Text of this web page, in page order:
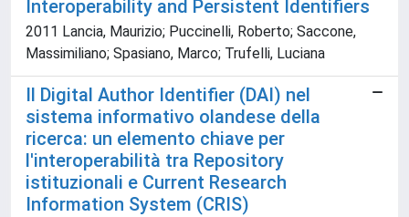
Interoperability and Persistent Identifiers
2011 Lancia, Maurizio; Puccinelli, Roberto; Saccone,
Massimiliano; Spasiano, Marco; Trufelli, Luciana
Il Digital Author Identifier (DAI) nel
sistema informativo olandese della
ricerca: un elemento chiave per
l'interoperabilità tra Repository
istituzionali e Current Research
Information System (CRIS)